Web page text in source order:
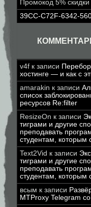
Промокод 5% скидки
39CC-C72F-6342-
v4f к записи
хостинге — и как с
amarakin к записи
список
ресурсов Re:filter
ResizeOn к записи
тиграми и другие
преподавать
студентам, которым
Text2Vid к записи
тиграми и другие
преподавать
студентам, которым
всым к записи
MTProxy Telegram со